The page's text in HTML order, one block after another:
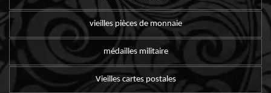
vieilles pièces de monnaie
médailles militaire
Vieilles cartes postales